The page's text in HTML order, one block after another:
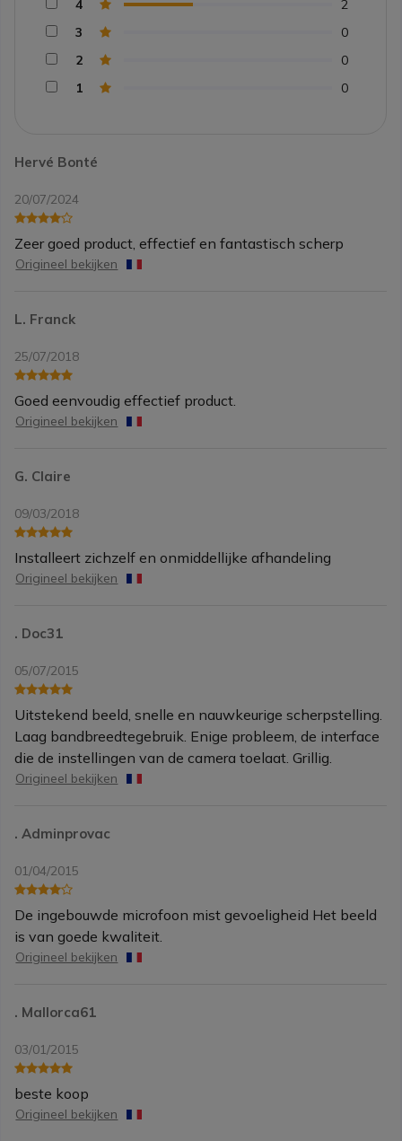
Hervé Bonté
20/07/2024
Zeer goed product, effectief en fantastisch scherp
Origineel bekijken
L. Franck
25/07/2018
Goed eenvoudig effectief product.
Origineel bekijken
G. Claire
09/03/2018
Installeert zichzelf en onmiddellijke afhandeling
Origineel bekijken
. Doc31
05/07/2015
Uitstekend beeld, snelle en nauwkeurige scherpstelling.
Laag bandbreedtegebruik. Enige probleem, de interface
die de instellingen van de camera toelaat. Grillig.
Origineel bekijken
. Adminprovac
01/04/2015
De ingebouwde microfoon mist gevoeligheid Het beeld
is van goede kwaliteit.
Origineel bekijken
. Mallorca61
03/01/2015
beste koop
Origineel bekijken
4
2
3
0
2
0
1
0